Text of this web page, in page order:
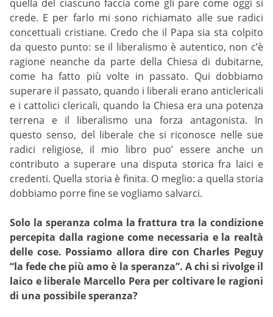
quella del ciascuno faccia come gli pare come oggi si
crede. E per farlo mi sono richiamato alle sue radici
concettuali cristiane. Credo che il Papa sia sta colpito
da questo punto: se il liberalismo è autentico, non c’è
ragione neanche da parte della Chiesa di dubitarne,
come ha fatto più volte in passato. Qui dobbiamo
superare il passato, quando i liberali erano anticlericali
e i cattolici clericali, quando la Chiesa era una potenza
terrena e il liberalismo una forza antagonista. In
questo senso, del liberale che si riconosce nelle sue
radici religiose, il mio libro puo’ essere anche un
contributo a superare una disputa storica fra laici e
credenti. Quella storia è finita. O meglio: a quella storia
dobbiamo porre fine se vogliamo salvarci.
Solo la speranza colma la frattura tra la condizione
percepita dalla ragione come necessaria e la realtà
delle cose. Possiamo allora dire con Charles Peguy
“la fede che più amo è la speranza”. A chi si rivolge il
laico e liberale Marcello Pera per coltivare le ragioni
di una possibile speranza?